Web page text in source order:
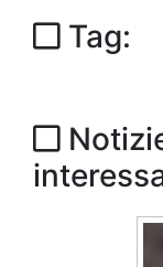
Tag: